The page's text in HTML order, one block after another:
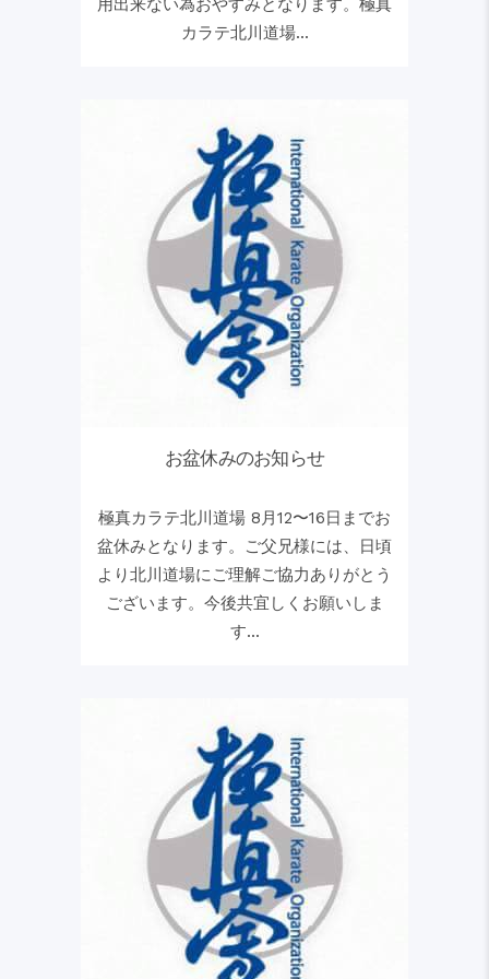
用出来ない為おやすみとなります。極真
カラテ北川道場...
お盆休みのお知らせ
極真カラテ北川道場 8月12〜16日までお
盆休みとなります。ご父兄様には、日頃
より北川道場にご理解ご協力ありがとう
ございます。今後共宜しくお願いしま
す...